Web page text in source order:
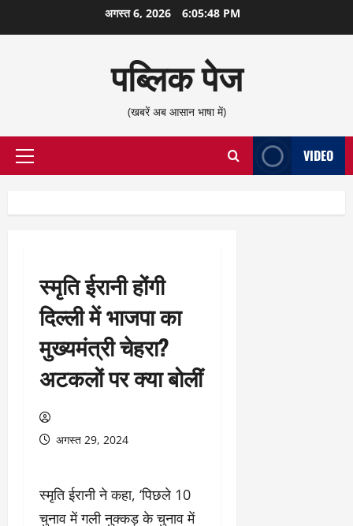
सामग्री
अगस्त 6, 2026 6:05:49 PM
पब्लिक पेज
(खबरें अब आसान भाषा में)
प्राथमिक
VIDEO
स्मृति ईरानी होंगी
दिल्ली में भाजपा का
मुख्यमंत्री चेहरा?
अटकलों पर क्या बोलीं
अगस्त 29, 2024
स्मृति ईरानी ने कहा, ‘पिछले 10
चुनाव में गली नुक्कड़ के चुनाव में